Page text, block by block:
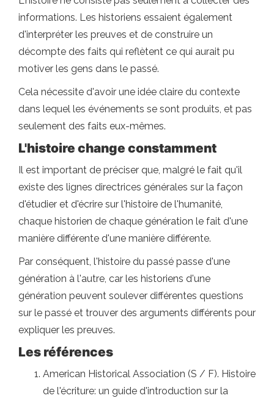
informations. Les historiens essaient également
d'interpréter les preuves et de construire un
décompte des faits qui reflètent ce qui aurait pu
motiver les gens dans le passé.
Cela nécessite d'avoir une idée claire du contexte
dans lequel les événements se sont produits, et pas
seulement des faits eux-mêmes.
L'histoire change constamment
Il est important de préciser que, malgré le fait qu'il
existe des lignes directrices générales sur la façon
d'étudier et d'écrire sur l'histoire de l'humanité,
chaque historien de chaque génération le fait d'une
manière différente d'une manière différente.
Par conséquent, l'histoire du passé passe d'une
génération à l'autre, car les historiens d'une
génération peuvent soulever différentes questions
sur le passé et trouver des arguments différents pour
expliquer les preuves.
Les références
American Historical Association (S / F). Histoire
de l'écriture: un guide d'introduction sur la